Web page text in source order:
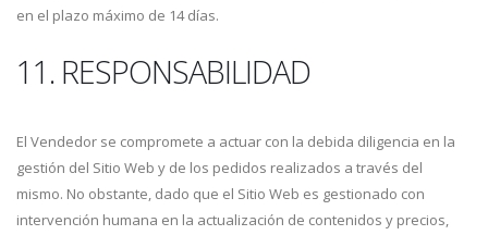
en el plazo máximo de 14 días.
11. RESPONSABILIDAD
El Vendedor se compromete a actuar con la debida diligencia en la
gestión del Sitio Web y de los pedidos realizados a través del
mismo. No obstante, dado que el Sitio Web es gestionado con
intervención humana en la actualización de contenidos y precios,